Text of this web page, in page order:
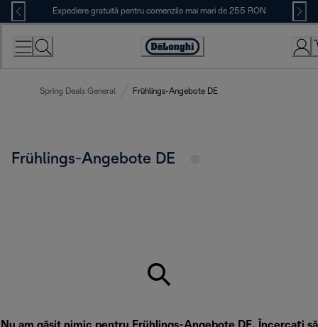
Skip
to
Content
Expediere gratuită pentru comenzile mai mari de 255 RON
Accessibility
Spring Deals General Frühlings-Angebote DE
Frühlings-Angebote DE